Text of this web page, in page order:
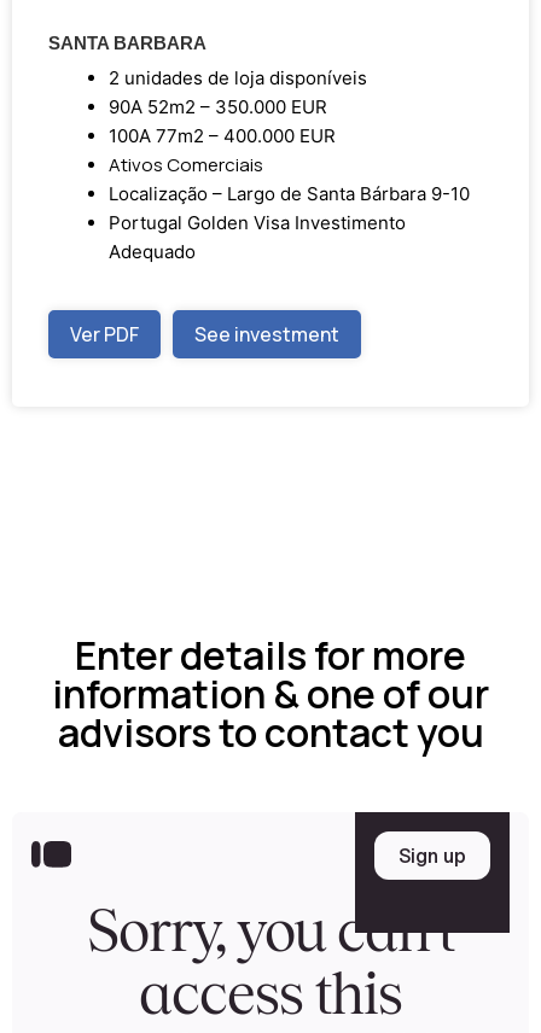
SANTA BARBARA
2 unidades de loja disponíveis
90A 52m2 – 350.000 EUR
100A 77m2 – 400.000 EUR
Ativos Comerciais
Localização – Largo de Santa Bárbara 9-10
Portugal Golden Visa Investimento
Adequado
Ver PDF See investment
Enter details for more
information & one of our
advisors to contact you